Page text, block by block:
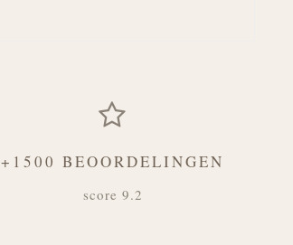
+1500 BEOORDELINGEN
score 9.2